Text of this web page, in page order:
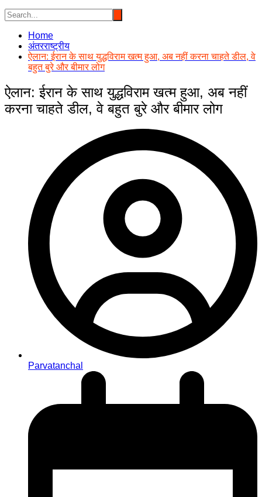
Home
अंतरराष्ट्रीय
ऐलान: ईरान के साथ युद्धविराम खत्म हुआ, अब नहीं करना चाहते डील, वे
बहुत बुरे और बीमार लोग
ऐलान: ईरान के साथ युद्धविराम खत्म हुआ, अब नहीं
करना चाहते डील, वे बहुत बुरे और बीमार लोग
Parvatanchal